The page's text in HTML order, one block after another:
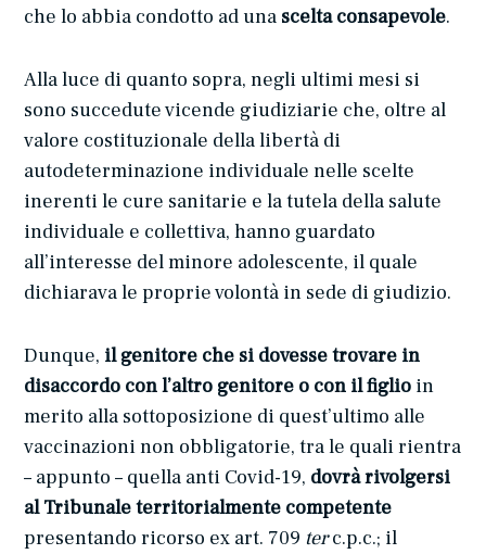
che lo abbia condotto ad una scelta consapevole.
Alla luce di quanto sopra, negli ultimi mesi si
sono succedute vicende giudiziarie che, oltre al
valore costituzionale della libertà di
autodeterminazione individuale nelle scelte
inerenti le cure sanitarie e la tutela della salute
individuale e collettiva, hanno guardato
all’interesse del minore adolescente, il quale
dichiarava le proprie volontà in sede di giudizio.
Dunque, il genitore che si dovesse trovare in
disaccordo con l’altro genitore o con il figlio in
merito alla sottoposizione di quest’ultimo alle
vaccinazioni non obbligatorie, tra le quali rientra
– appunto – quella anti Covid-19, dovrà rivolgersi
al Tribunale territorialmente competente
presentando ricorso ex art. 709 terc.p.c.; il